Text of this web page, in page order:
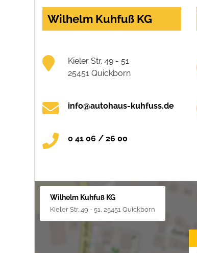
Wilhelm Kuhfuß KG
Kieler Str. 49 - 51
25451 Quickborn
info@autohaus-kuhfuss.de
0 41 06 / 26 00
Wilhelm Kuhfuß KG
Kieler Str. 49 - 51, 25451 Quickborn